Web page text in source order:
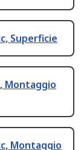
Superficie
Montaggio
Montaggio